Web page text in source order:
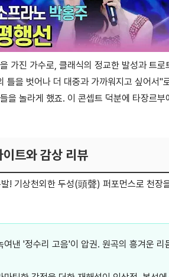
가진 가수로, 클래식의 정교한 발성과 트
틀을 벗어나 더 대중과 가까워지고 싶어서"
을 놀라게 했죠. 이 콘셉트 덕분에 타장르
트와 감상 리뷰
! 기상천외한 두성(頭聲) 퍼포먼스로 천장
여낸 '정수리 고음'이 압권. 원곡의 흥겨운